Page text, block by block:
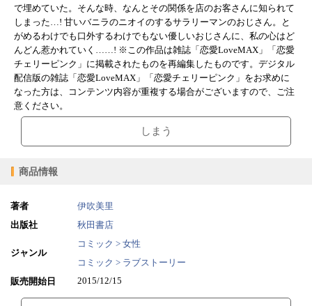
で埋めていた。そんな時、なんとその関係を店のお客さんに知られて
しまった…! 甘いバニラのニオイのするサラリーマンのおじさん。と
がめるわけでも口外するわけでもない優しいおじさんに、私の心はど
んどん惹かれていく……! ※この作品は雑誌「恋愛LoveMAX」「恋愛
チェリーピンク」に掲載されたものを再編集したものです。デジタル
配信版の雑誌「恋愛LoveMAX」「恋愛チェリーピンク」をお求めに
なった方は、コンテンツ内容が重複する場合がございますので、ご注
意ください。
しまう
商品情報
著者
伊吹美里
出版社
秋田書店
ジャンル
コミック > 女性
コミック > ラブストーリー
販売開始日
2015/12/15
ファイルサイズ 52.05MB